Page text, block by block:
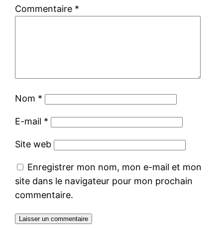
Commentaire *
Nom *
E-mail *
Site web
Enregistrer mon nom, mon e-mail et mon
site dans le navigateur pour mon prochain
commentaire.